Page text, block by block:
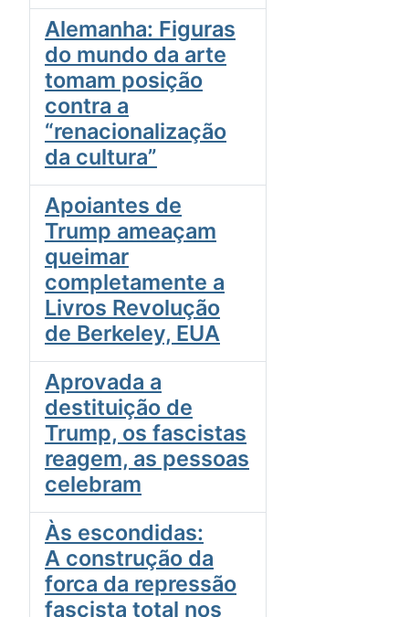
Alemanha: Figuras
do mundo da arte
tomam posição
contra a
“renacionalização
da cultura”
Apoiantes de
Trump ameaçam
queimar
completamente a
Livros Revolução
de Berkeley, EUA
Aprovada a
destituição de
Trump, os fascistas
reagem, as pessoas
celebram
Às escondidas:
A construção da
forca da repressão
fascista total nos